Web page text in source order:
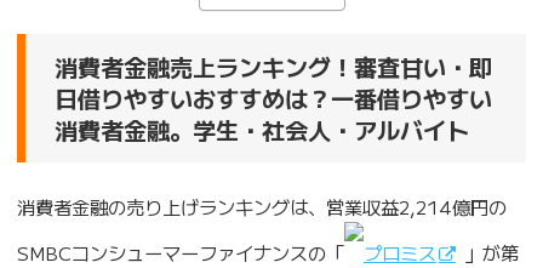
消費者金融売上ランキング！審査甘い・即
日借りやすいおすすめは？一番借りやすい
消費者金融。学生・社会人・アルバイト
消費者金融の売り上げランキングは、営業収益2,214億円の
SMBCコンシューマーファイナンスの「
プロミス
」が第